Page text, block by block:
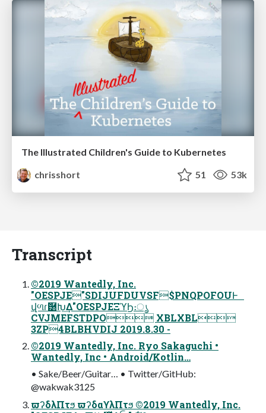
The Illustrated Children's Guide to Kubernetes
chrisshort
51 53k
Transcript
©2019 Wantedly, Inc.
"OESPJE"SDIJUFDUVSF$PNQPOFOUͰ
վળɾޮ཰Խ͢Δ"OESPJEΞϓϦ։ൃ
CVJMEFSTDPO XBLXBL
3ZP4BLBHVDIJ 2019.8.30 -
©2019 Wantedly, Inc. Ryo Sakaguchi •
Wantedly, Inc • Android/Kotlin…
• Sake/Beer/Guitar… • Twitter/GitHub:
@wakwak3125
ϖʔδλΠτϧ ϖʔδαϒλΠτϧ ©2019 Wantedly, Inc.